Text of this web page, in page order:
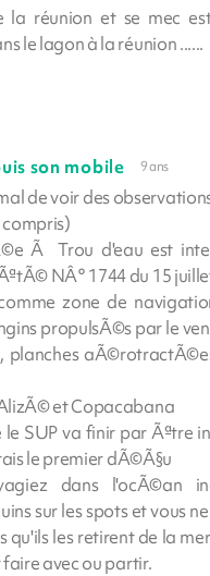
la réunion et se mec
le lagon à la réunion ......
son mobile 9 ans
de voir des
Ã Trou d'eau est
NÂ° 1744 du 15
zone de
propulsÃ©s par le
planches
et Copacabana
SUP va finir par Ãªtre
le premier dÃ©Ã§u
dans l'ocÃ©an
sur les spots et vous
les retirent de la
avec ou partir.